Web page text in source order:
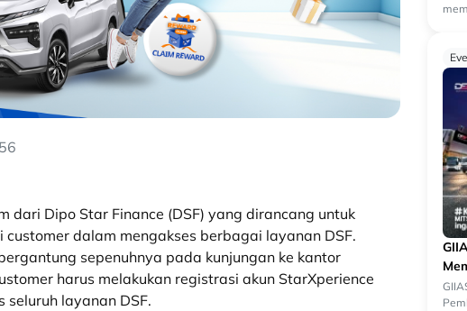
dari Dipo Star Finance (DSF) yang dirancang untuk
dalam mengakses berbagai layanan DSF.
sepenuhnya pada kunjungan ke kantor
harus melakukan registrasi akun StarXperience
layanan DSF.